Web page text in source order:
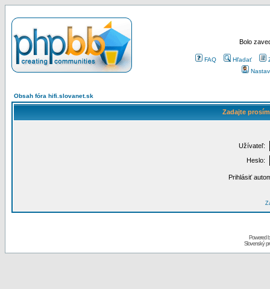
Bolo
FAQ Hľadať
Obsah fóra hifi.slovanet.sk
Zadajte
Užívateľ:
Heslo:
Prihlásiť
Powered
Slovenský